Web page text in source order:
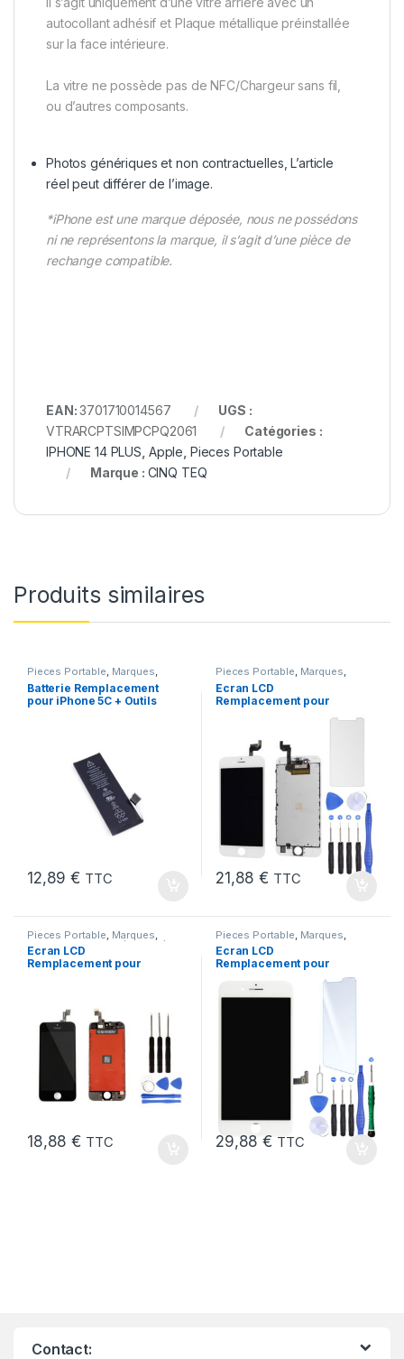
autocollant adhésif et Plaque métallique préinstallée
sur la face intérieure.
La vitre ne possède pas de NFC/Chargeur sans fil,
ou d’autres composants.
Photos génériques et non contractuelles, L’article
réel peut différer de l’image.
*iPhone est une marque déposée, nous ne possédons
ni ne représentons la marque, il s’agit d’une pièce de
rechange compatible.
EAN:3701710014567
UGS :
VTRARCPTSIMPCPQ2061
Catégories :
IPHONE 14 PLUS Apple Pieces Portable
Marque : CINQ TEQ
Produits similaires
Pieces Portable Marques
iPhone 5C Batteries et
chargeurs,Batteries Apple
Batterie Remplacement
pour iPhone 5C + Outils
12,89€ TTC
Pieces Portable Marques
iPhone 6s
Ecran LCD
Remplacement pour
21,88€ TTC
Pieces Portable Marques
Apple iPhone 5 SE (1er Gen)
Ecran LCD
Remplacement pour
18,88€ TTC
Pieces Portable Marques
Apple iPhone 7 Plus
Ecran LCD
Remplacement pour
KIT Outils
29,88€ TTC
Contact: